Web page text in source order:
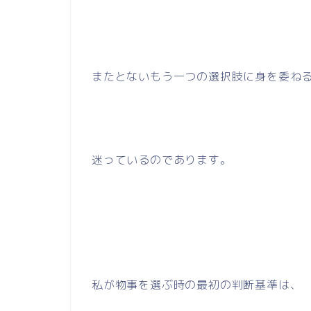
またとないもう一つの選択肢に身を委ね
迷っているのであります。
私が物事を選ぶ時の最初の判断基準は、